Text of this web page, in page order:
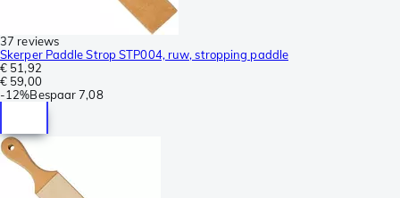
37 reviews
Skerper Paddle Strop STP004, ruw, stropping paddle
€ 51,92
€ 59,00
-12%Bespaar 7,08